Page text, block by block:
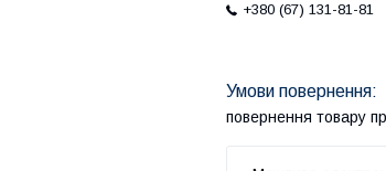
+380 (67) 131-81-81
повернення товару